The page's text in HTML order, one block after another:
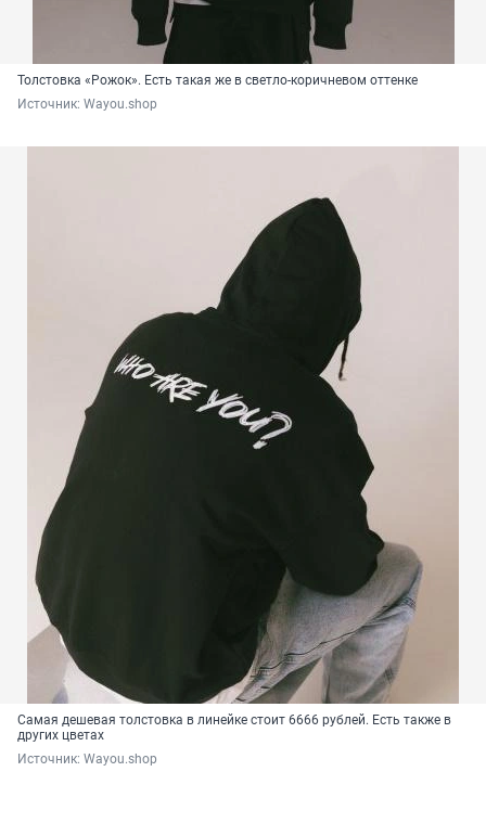
Толстовка «Рожок». Есть такая же в светло-коричневом оттенке
Источник: Wayou.shop
Самая дешевая толстовка в линейке стоит 6666 рублей. Есть также в
других цветах
Источник: Wayou.shop